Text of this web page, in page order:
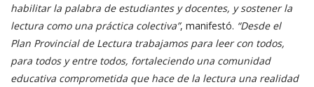
habilitar la palabra de estudiantes y docentes, y sostener la
lectura como una práctica colectiva”, manifestó. “Desde el
Plan Provincial de Lectura trabajamos para leer con todos,
para todos y entre todos, fortaleciendo una comunidad
educativa comprometida que hace de la lectura una realidad